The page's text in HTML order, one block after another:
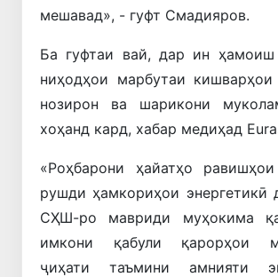
мешавад», - гуфт Смадияров.
Ба гуфтаи вай, дар ин ҳамоиш
ниҳодҳои марбутаи
нозирон ва шарикони
хоҳанд кард, хабар медиҳад
«Роҳбарони ҳайатҳо равишҳои
рушди ҳамкориҳои энергетикӣ
СҲШ-ро мавриди муҳокима
имкони қабули қарорҳои
ҷиҳати таъмини амнияти